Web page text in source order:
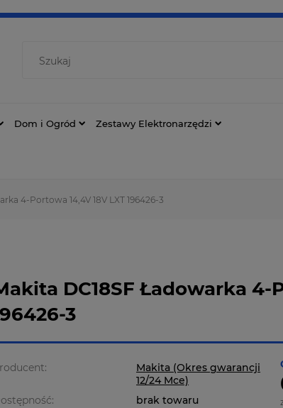
Dom i Ogród Zestawy Elektronarzędzi
4-Portowa 14,4V 18V LXT 196426-3
DC18SF Ładowarka 4-
3
Makita (Okres gwarancji
12/24 Mce)
brak towaru